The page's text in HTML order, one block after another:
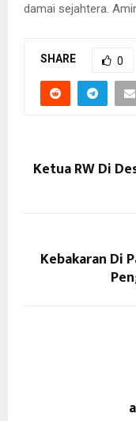
damai sejahtera.
SHARE 0
Ketua RW Di
Kebakaran Di